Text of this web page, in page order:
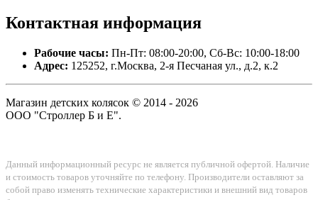
Контактная информация
Рабочие часы: Пн-Пт: 08:00-20:00, Сб-Вс: 10:00-18:00
Адрес: 125252, г.Москва, 2-я Песчаная ул., д.2, к.2
Магазин детских колясок © 2014 - 2026
ООО "Строллер Б и Е".
Данный информационный ресурс не является публичной офертой. Наличие
и стоимость товаров уточняйте по телефону. Производители оставляют за
собой право изменять технические характеристики и внешний вид товаров